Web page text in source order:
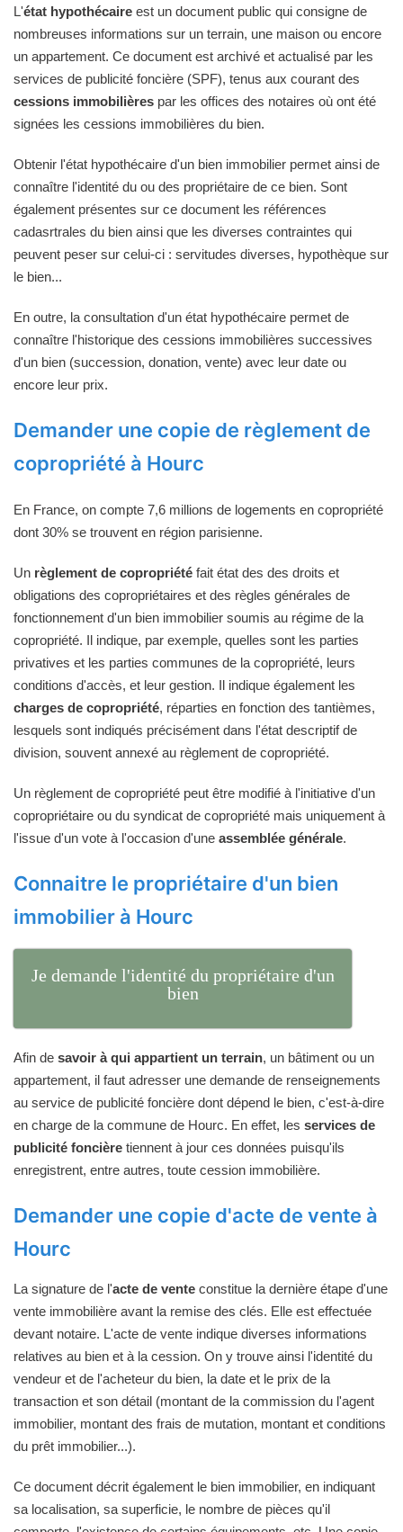
L'état hypothécaire est un document public qui consigne de
nombreuses informations sur un terrain, une maison ou encore
un appartement. Ce document est archivé et actualisé par les
services de publicité foncière (SPF), tenus aux courant des
cessions immobilières par les offices des notaires où ont été
signées les cessions immobilières du bien.
Obtenir l'état hypothécaire d'un bien immobilier permet ainsi de
connaître l'identité du ou des propriétaire de ce bien. Sont
également présentes sur ce document les références
cadasrtrales du bien ainsi que les diverses contraintes qui
peuvent peser sur celui-ci : servitudes diverses, hypothèque sur
le bien...
En outre, la consultation d'un état hypothécaire permet de
connaître l'historique des cessions immobilières successives
d'un bien (succession, donation, vente) avec leur date ou
encore leur prix.
Demander une copie de règlement de
copropriété à Hourc
En France, on compte 7,6 millions de logements en copropriété
dont 30% se trouvent en région parisienne.
Un règlement de copropriété fait état des des droits et
obligations des copropriétaires et des règles générales de
fonctionnement d'un bien immobilier soumis au régime de la
copropriété. Il indique, par exemple, quelles sont les parties
privatives et les parties communes de la copropriété, leurs
conditions d'accès, et leur gestion. Il indique également les
charges de copropriété, réparties en fonction des tantièmes,
lesquels sont indiqués précisément dans l'état descriptif de
division, souvent annexé au règlement de copropriété.
Un règlement de copropriété peut être modifié à l'initiative d'un
copropriétaire ou du syndicat de copropriété mais uniquement à
l'issue d'un vote à l'occasion d'une assemblée générale.
Connaitre le propriétaire d'un bien
immobilier à Hourc
Je demande l'identité du propriétaire d'un
bien
Afin de savoir à qui appartient un terrain, un bâtiment ou un
appartement, il faut adresser une demande de renseignements
au service de publicité foncière dont dépend le bien, c'est-à-dire
en charge de la commune de Hourc. En effet, les services de
publicité foncière tiennent à jour ces données puisqu'ils
enregistrent, entre autres, toute cession immobilière.
Demander une copie d'acte de vente à
Hourc
La signature de l'acte de vente constitue la dernière étape d'une
vente immobilière avant la remise des clés. Elle est effectuée
devant notaire. L'acte de vente indique diverses informations
relatives au bien et à la cession. On y trouve ainsi l'identité du
vendeur et de l'acheteur du bien, la date et le prix de la
transaction et son détail (montant de la commission du l'agent
immobilier, montant des frais de mutation, montant et conditions
du prêt immobilier...).
Ce document décrit également le bien immobilier, en indiquant
sa localisation, sa superficie, le nombre de pièces qu'il